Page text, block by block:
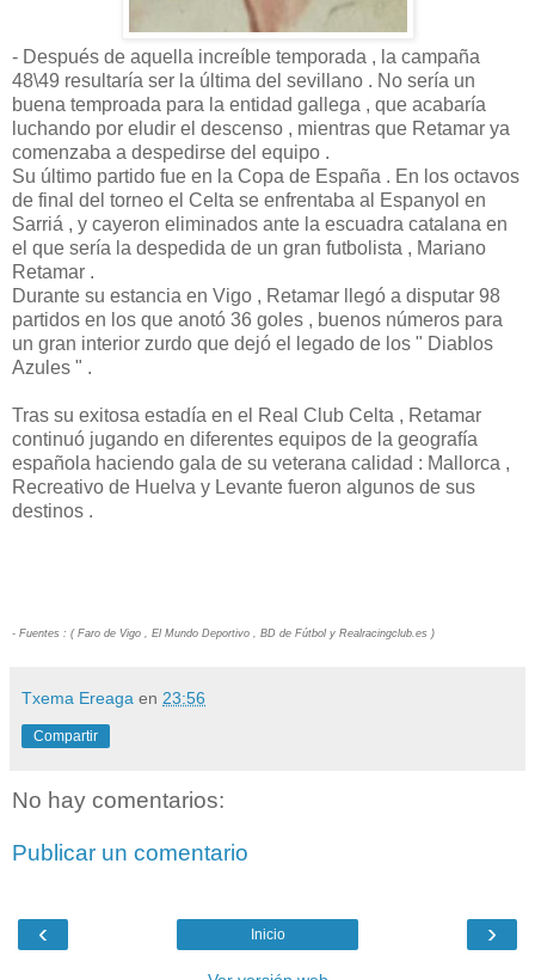
- Después de aquella increíble temporada , la campaña
48\49 resultaría ser la última del sevillano . No sería un
buena temproada para la entidad gallega , que acabaría
luchando por eludir el descenso , mientras que Retamar ya
comenzaba a despedirse del equipo .
Su último partido fue en la Copa de España . En los octavos
de final del torneo el Celta se enfrentaba al Espanyol en
Sarriá , y cayeron eliminados ante la escuadra catalana en
el que sería la despedida de un gran futbolista , Mariano
Retamar .
Durante su estancia en Vigo , Retamar llegó a disputar 98
partidos en los que anotó 36 goles , buenos números para
un gran interior zurdo que dejó el legado de los " Diablos
Azules " .
Tras su exitosa estadía en el Real Club Celta , Retamar
continuó jugando en diferentes equipos de la geografía
española haciendo gala de su veterana calidad : Mallorca ,
Recreativo de Huelva y Levante fueron algunos de sus
destinos .
- Fuentes : ( Faro de Vigo , El Mundo Deportivo , BD de Fútbol y Realracingclub.es )
Txema Ereaga en 23:56
Compartir
No hay comentarios:
Publicar un comentario
‹ ›
Inicio